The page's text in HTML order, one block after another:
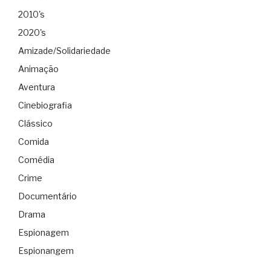
2010's
2020's
Amizade/Solidariedade
Animação
Aventura
Cinebiografia
Clássico
Comida
Comédia
Crime
Documentário
Drama
Espionagem
Espionangem